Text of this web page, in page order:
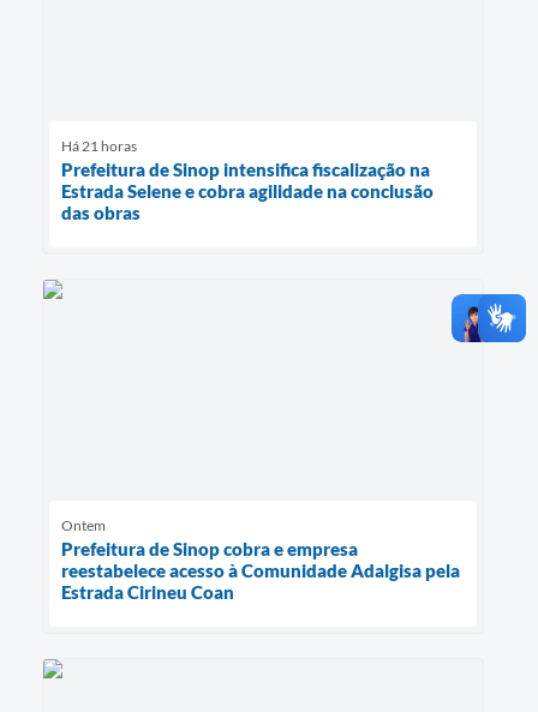
Há 21 horas
Prefeitura de Sinop intensifica fiscalização na
Estrada Selene e cobra agilidade na conclusão
das obras
Ontem
Prefeitura de Sinop cobra e empresa
reestabelece acesso à Comunidade Adalgisa pela
Estrada Cirineu Coan